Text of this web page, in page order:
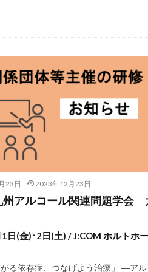
23日 2023年12月23日
州アルコール関連問題学会
日(金)･2日(土) / J:COM ホルトホ
る依存症、つなげよう治療」 ―アル